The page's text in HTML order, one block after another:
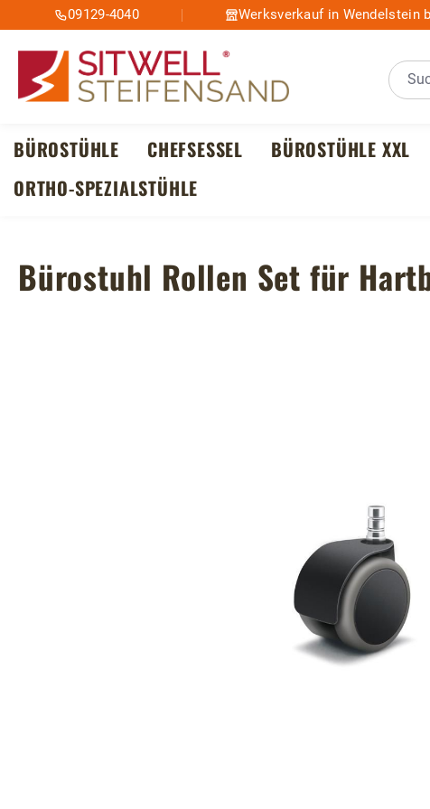
Hauptinhalt springen
Zur Suche springen
Zur Hauptnavigation springen
09129-4040 Werksverkauf in Wendelstein
BÜROSTÜHLE CHEFSESSEL BÜROSTÜHLE XXL
ORTHO-SPEZIALSTÜHLE
Bürostuhl Rollen Set für